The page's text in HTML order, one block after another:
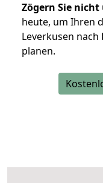
Zögern Sie nicht
heute, um Ihren
Leverkusen
planen.